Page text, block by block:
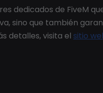
dedicados de FiveM
sino que también
detalles, visita el sitio